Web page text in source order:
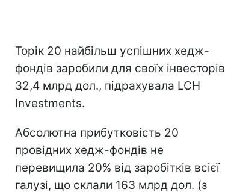
Торік 20 найбільш успішних хедж-
фондів заробили для своїх інвесторів
32,4 млрд дол., підрахувала LCH
Investments.
Абсолютна прибутковість 20
провідних хедж-фондів не
перевищила 20% від заробітків всієї
галузі, що склали 163 млрд дол. (з